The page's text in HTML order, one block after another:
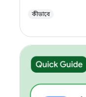
কীভাবে